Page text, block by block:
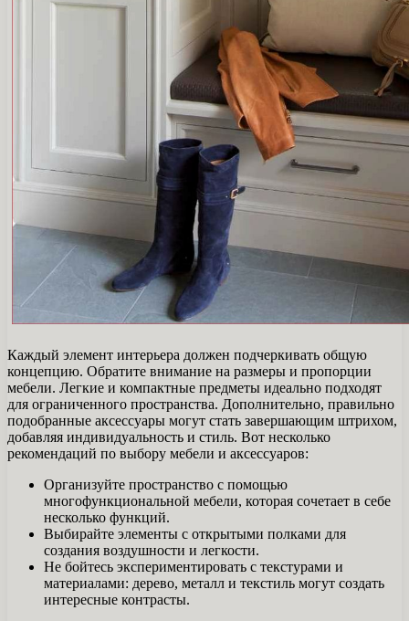
Каждый элемент интерьера должен подчеркивать общую
концепцию. Обратите внимание на размеры и пропорции
мебели. Легкие и компактные предметы идеально подходят
для ограниченного пространства. Дополнительно, правильно
подобранные аксессуары могут стать завершающим штрихом,
добавляя индивидуальность и стиль. Вот несколько
рекомендаций по выбору мебели и аксессуаров:
Организуйте пространство с помощью
многофункциональной мебели, которая сочетает в себе
несколько функций.
Выбирайте элементы с открытыми полками для
создания воздушности и легкости.
Не бойтесь экспериментировать с текстурами и
материалами: дерево, металл и текстиль могут создать
интересные контрасты.